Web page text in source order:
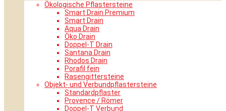
Ökologische Pflastersteine
Smart Drain Premium
Smart Drain
Aqua Drain
Öko Drain
Doppel-T Drain
Santana Drain
Rhodos Drain
Porafil fein
Rasengittersteine
Objekt- und Verbundpflastersteine
Standardpflaster
Provence / Römer
Doppel-T Verbund